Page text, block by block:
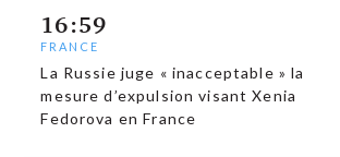
16:59
FRANCE
La Russie juge « inacceptable » la
mesure d’expulsion visant Xenia
Fedorova en France